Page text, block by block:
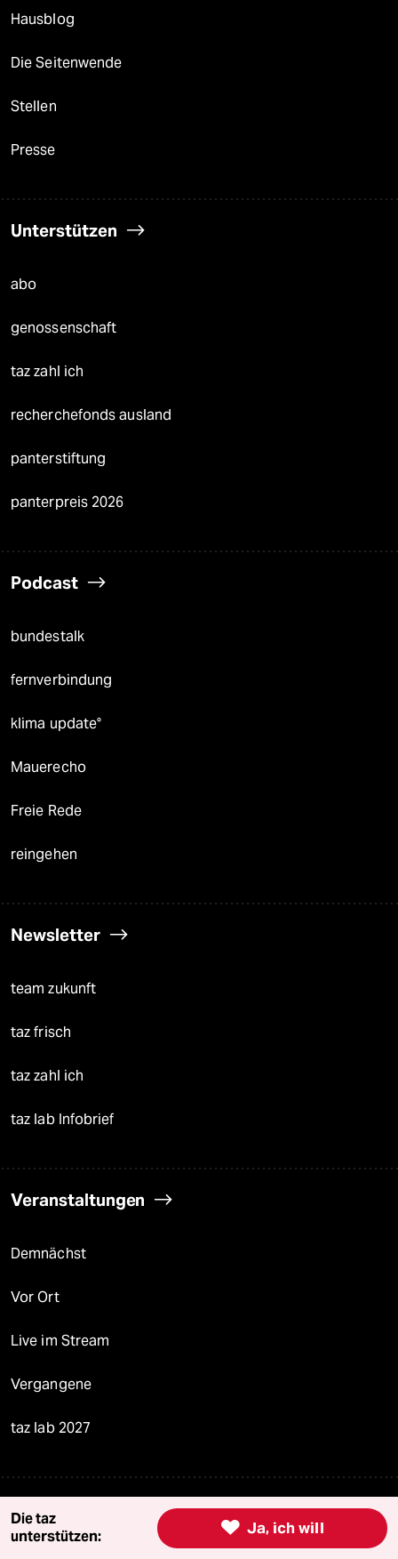
Hausblog
Die Seitenwende
Stellen
Presse
Unterstützen
abo
genossenschaft
taz zahl ich
recherchefonds ausland
panterstiftung
panterpreis 2026
Podcast
bundestalk
fernverbindung
klima update°
Mauerecho
Freie Rede
reingehen
Newsletter
team zukunft
taz frisch
taz zahl ich
taz lab Infobrief
Veranstaltungen
Demnächst
Vor Ort
Live im Stream
Vergangene
taz lab 2027
Mehr taz Lesestoff
 Ja, ich will
Die taz
unterstützen: